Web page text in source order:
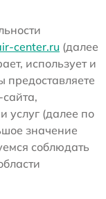
center.ru (далее
использует и
услуг (далее по
значение
соблюдать